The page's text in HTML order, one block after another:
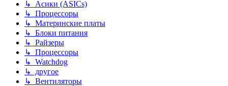
↳ Асики (ASICs)
↳ Процессоры
↳ Материнские платы
↳ Блоки питания
↳ Райзеры
↳ Процессоры
↳ Watchdog
↳ другое
↳ Вентиляторы